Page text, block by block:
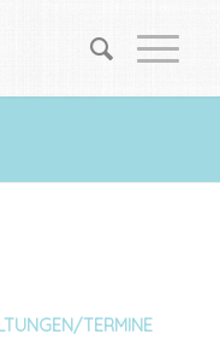
TERMINE